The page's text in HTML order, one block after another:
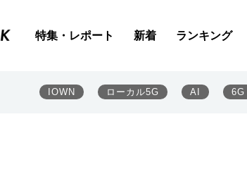
特集・レポート 新着 ランキング
IOWN ローカル5G AI 6G